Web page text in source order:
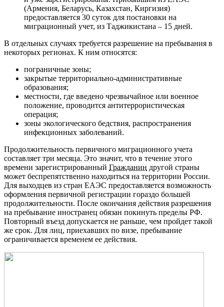
(Армения, Беларусь, Казахстан, Киргизия)
предоставляется 30 суток для постановки на
миграционный учет, из Таджикистана – 15 дней.
В отдельных случаях требуется разрешение на пребывания в
некоторых регионах. К ним относятся:
пограничные зоны;
закрытые территориально-административные
образования;
местности, где введено чрезвычайное или военное
положение, проводится антитеррористическая
операция;
зоны экологического бедствия, распространения
инфекционных заболеваний.
Продолжительность первичного миграционного учета
составляет три месяца. Это значит, что в течение этого
времени зарегистрированный Гражданин другой страны
может беспрепятственно находиться на территории России.
Для выходцев из стран ЕАЭС предоставляется возможность
оформления первичной регистрации гораздо большей
продолжительности. После окончания действия разрешения
на пребывание иностранец обязан покинуть пределы РФ.
Повторный въезд допускается не раньше, чем пройдет такой
же срок. Для лиц, приехавших по визе, пребывание
ограничивается временем ее действия.